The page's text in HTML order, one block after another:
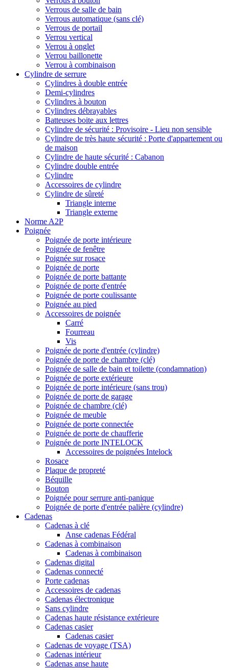
Verrous de salle de bain
Verrous automatique (sans clé)
Verrous de portail
Verrou vertical
Verrou à onglet
Verrou baillonette
Verrou à combinaison
Cylindre de serrure
Cylindres à double entrée
Demi-cylindres
Cylindres à bouton
Cylindres débrayables
Batteuses boite aux lettres
Cylindre de sécurité : Provisoire - Lieu non sensible
Cylindre de très haute sécurité : Porte d'appartement ou
de maison
Cylindre de haute sécurité : Cabanon
Cylindre double entrée
Cylindre
Accessoires de cylindre
Cylindre de sûreté
Triangle interne
Triangle externe
Norme A2P
Poignée
Poignée de porte intérieure
Poignée de fenêtre
Poignée sur rosace
Poignée de porte
Poignée de porte battante
Poignée de porte d'entrée
Poignée de porte coulissante
Poignée au pied
Accessoires de poignée
Carré
Fourreau
Vis
Poignée de porte d'entrée (cylindre)
Poignée de porte de chambre (clé)
Poignée de salle de bain et toilette (condamnation)
Poignée de porte extérieure
Poignée de porte intérieure (sans trou)
Poignée de porte de garage
Poignée de chambre (clé)
Poignée de meuble
Poignée de porte connectée
Poignée de porte de chaufferie
Poignée de porte INTELOCK
Accessoires de poignées Intelock
Rosace
Plaque de propreté
Béquille
Bouton
Poignée pour serrure anti-panique
Poignée de porte d'entrée palière (cylindre)
Cadenas
Cadenas à clé
Anse cadenas Fédéral
Cadenas à combinaison
Cadenas à combinaison
Cadenas digital
Cadenas connecté
Porte cadenas
Accessoires de cadenas
Cadenas électronique
Sans cylindre
Cadenas haute résistance extérieure
Cadenas casier
Cadenas casier
Cadenas de voyage (TSA)
Cadenas intérieur
Cadenas anse haute